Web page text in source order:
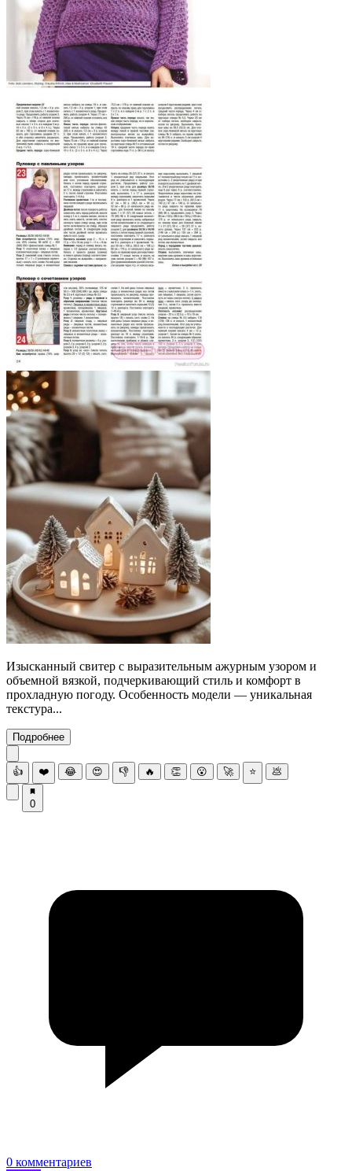
Изысканный свитер с выразительным ажурным узором и
объемной вязкой, подчеркивающий стиль и комфорт в
прохладную погоду. Особенность модели — уникальная
текстура...
Подробнее
👍 ❤️ 😂 😍 👎 🔥 👏 😮 🚀 ⭐ 💩
0
0 комментариев